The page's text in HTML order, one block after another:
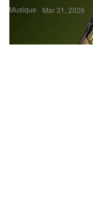
Musique Mar 31, 2026